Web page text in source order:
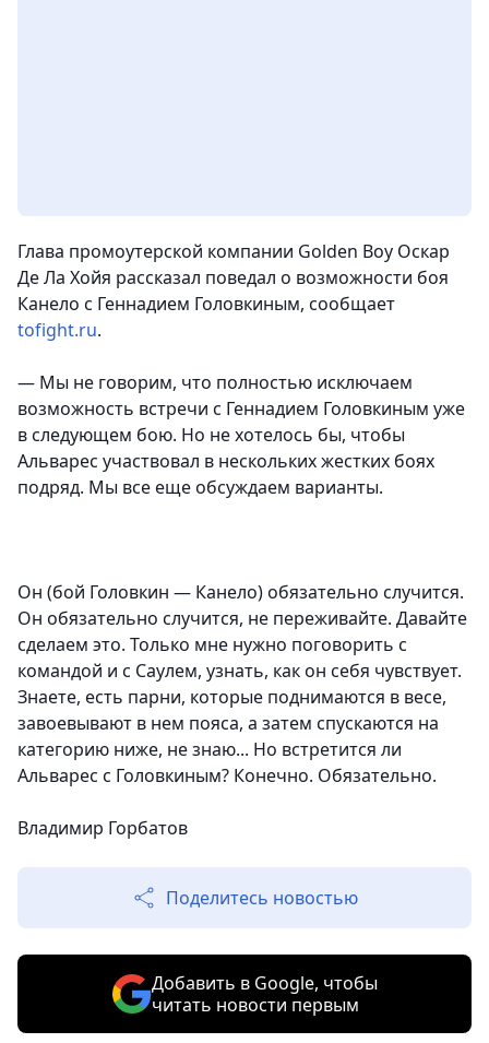
Глава промоутерской компании Golden Boy Оскар
Де Ла Хойя рассказал поведал о возможности боя
Канело с Геннадием Головкиным, сообщает
tofight.ru.
— Мы не говорим, что полностью исключаем
возможность встречи с Геннадием Головкиным уже
в следующем бою. Но не хотелось бы, чтобы
Альварес участвовал в нескольких жестких боях
подряд. Мы все еще обсуждаем варианты.
Он (бой Головкин — Канело) обязательно случится.
Он обязательно случится, не переживайте. Давайте
сделаем это. Только мне нужно поговорить с
командой и с Саулем, узнать, как он себя чувствует.
Знаете, есть парни, которые поднимаются в весе,
завоевывают в нем пояса, а затем спускаются на
категорию ниже, не знаю... Но встретится ли
Альварес с Головкиным? Конечно. Обязательно.
Владимир Горбатов
Поделитесь новостью
Добавить в Google, чтобы
читать новости первым